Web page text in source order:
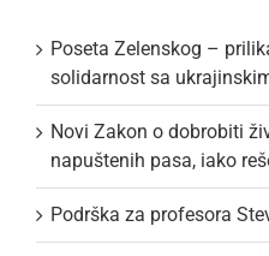
Poseta Zelenskog –
solidarnost sa
Novi Zakon o dobrobiti
napuštenih pasa, iako
Podrška za profesora